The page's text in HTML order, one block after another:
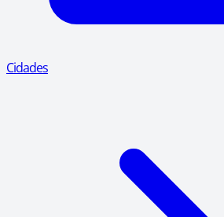
Cidades